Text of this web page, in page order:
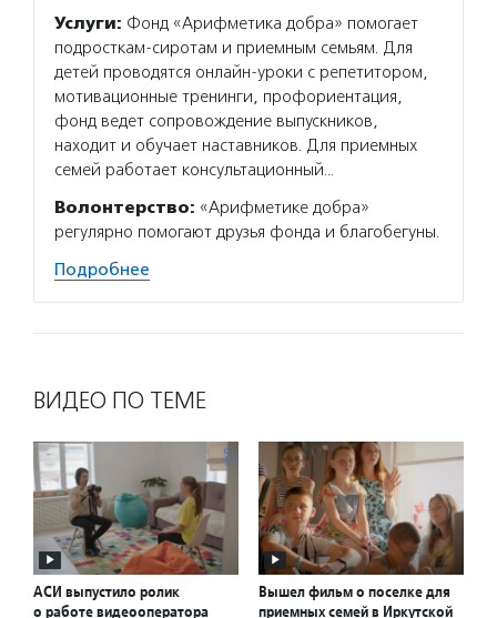
Услуги: Фонд «Арифметика добра» помогает
подросткам-сиротам и приемным семьям. Для
детей проводятся онлайн-уроки с репетитором,
мотивационные тренинги, профориентация,
фонд ведет сопровождение выпускников,
находит и обучает наставников. Для приемных
семей работает консультационный…
Волонтерство: «Арифметике добра»
регулярно помогают друзья фонда и благобегуны.
Подробнее
ВИДЕО ПО ТЕМЕ
АСИ выпустило ролик
о работе видеооператора
Вышел фильм о поселке для
приемных семей в Иркутской